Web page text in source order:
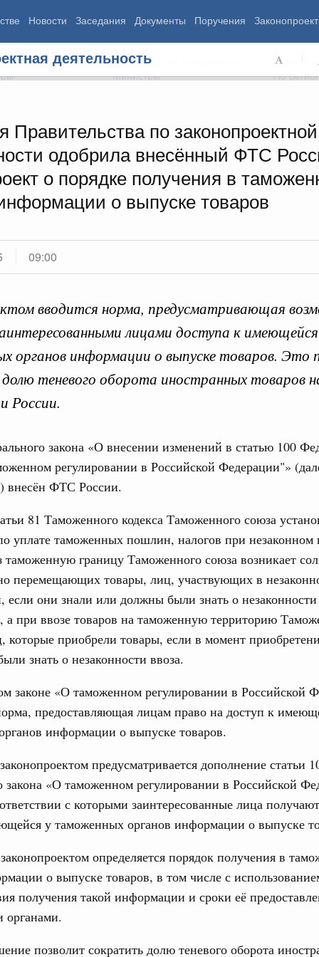
Новости Заседания Документы Поручения
деятельность
Правительства по законопроектной
одобрила внесённый ФТС
о порядке получения в
о выпуске товаров
09:00
вводится норма, предусматривающая
лицами доступа к
органов информации о выпуске товаров. Это
теневого оборота иностранных товаров
России.
закона «О внесении изменений в статью 100
регулировании в Российской Федерации"»
внесён ФТС России.
81 Таможенного кодекса Таможенного союза
уплате таможенных пошлин, налогов при
таможенную границу Таможенного союза возникает
перемещающих товары, лиц, участвующих в
они знали или должны были знать о незаконности
а при ввозе товаров на таможенную территорию
которые приобрели товары, если в момент
знать о незаконности ввоза.
законе «О таможенном регулировании в Российской
предоставляющая лицам право на доступ к
информации о выпуске товаров.
предусматривается дополнение статьи
закона «О таможенном регулировании в Российской
с которыми заинтересованные лица
у таможенных органов информации о выпуске
определяется порядок получения в
о выпуске товаров, в том числе с
получения такой информации и сроки её
позволит сократить долю теневого оборота
Правительства
Министерства и ведомства
Министры
Советы и
По
Занятость и труд
Технологическое развитие
Экономика. Регулирование
Финансы
Экология
Жильё и
Энергетика
Сельское
по
2025, понедельник
деятельности на 2026 год
р
2024, понедельник
усиливает цифровизацию законопроектной
2024, понедельник
России
переводит процедуру подготовки
в цифровой формат
России
повысила качество законопроектной
2023, понедельник
России
нормотворческой деятельности
2022, пятница
России
Правительства на 2023 год
ПН
3
10
С
Для
Архив